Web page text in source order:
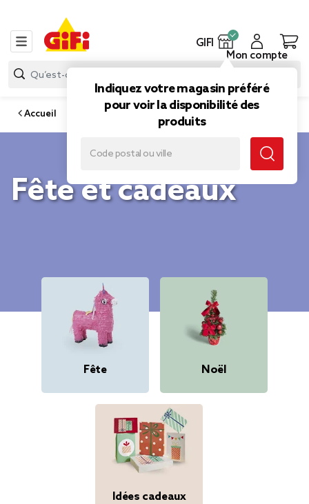
GIFI
Indiquez votre magasin préféré
pour voir la disponibilité des
produits
Mon compte
Accueil
Fête et cadeaux
Fête Noël
Idées cadeaux